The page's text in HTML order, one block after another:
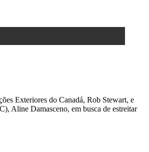
Exteriores do Canadá, Rob Stewart, e
Aline Damasceno, em busca de estreitar